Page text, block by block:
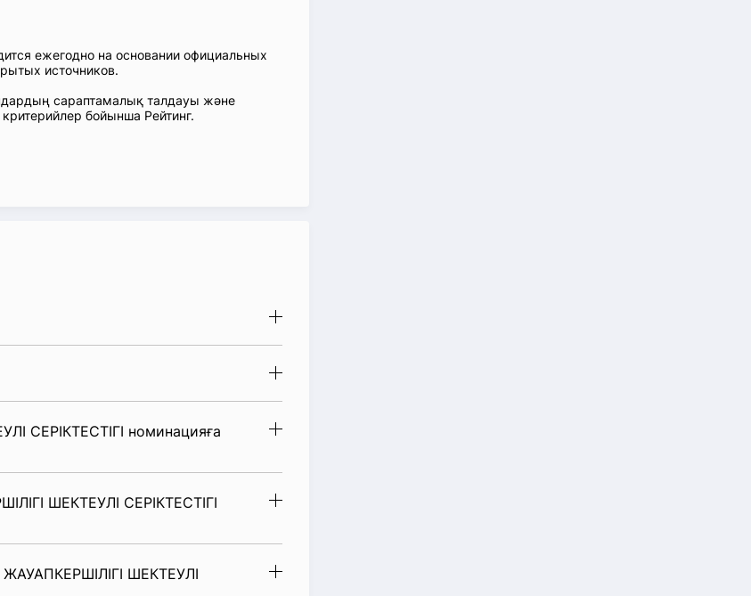
ежегодно на основании официальных
источников.
сараптамалық талдауы және
бойынша Рейтинг.
СЕРІКТЕСТІГІ номинацияға
ШЕКТЕУЛІ СЕРІКТЕСТІГІ
ШЕКТЕУЛІ